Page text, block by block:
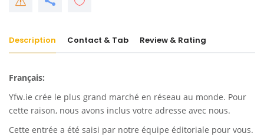
Description Contact & Tab Review & Rating
Français:
Yfw.ie crée le plus grand marché en réseau au monde. Pour
cette raison, nous avons inclus votre adresse avec nous.
Cette entrée a été saisi par notre équipe éditoriale pour vous.